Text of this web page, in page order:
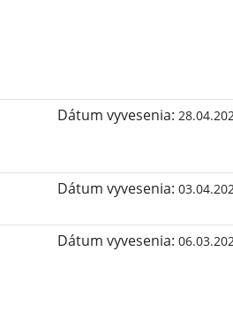
Dátum vyvesenia:
Dátum vyvesenia:
Dátum vyvesenia: